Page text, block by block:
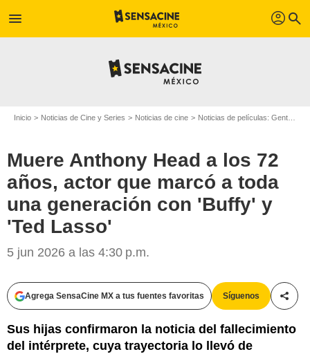
menu profil search
Inicio Noticias de Cine y Series Noticias de cine Noticias de películas: Gente
Muere Anthony Head a los 72
años, actor que marcó a toda
una generación con 'Buffy' y
'Ted Lasso'
5 jun 2026 a las 4:30 p.m.
Agrega SensaCine MX a tus fuentes favoritas Síguenos
Sus hijas confirmaron la noticia del fallecimiento
del intérprete, cuya trayectoria lo llevó de